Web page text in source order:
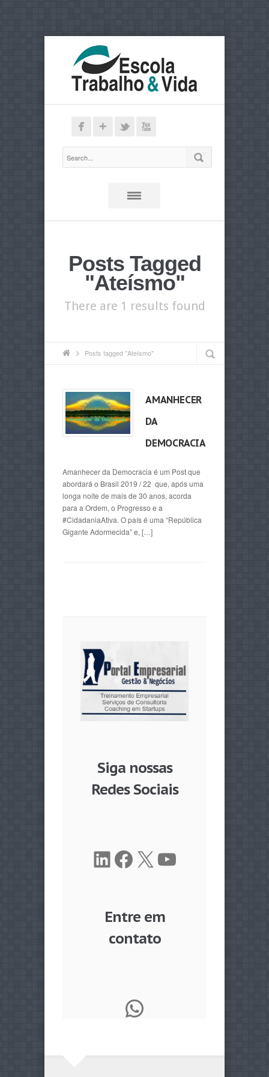
Posts Tagged
"Ateísmo"
There are 1 results found
Posts tagged "Ateísmo"
AMANHECER
DA
DEMOCRACIA
Amanhecer da Democracia é um Post que
abordará o Brasil 2019 / 22 que, após uma
longa noite de mais de 30 anos, acorda
para a Ordem, o Progresso e a
#CidadaniaAtiva. O país é uma “República
Gigante Adormecida” e, […]
Siga nossas
Redes Sociais
LinkedIn
Facebook
X Youtube
Entre em
contato
WhatsApp